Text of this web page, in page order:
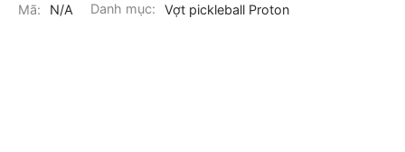
Mã: N/A Danh mục: Vợt pickleball Proton